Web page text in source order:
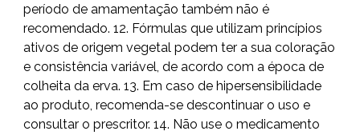
período de amamentação também não é
recomendado. 12. Fórmulas que utilizam princípios
ativos de origem vegetal podem ter a sua coloração
e consistência variável, de acordo com a época de
colheita da erva. 13. Em caso de hipersensibilidade
ao produto, recomenda-se descontinuar o uso e
consultar o prescritor. 14. Não use o medicamento